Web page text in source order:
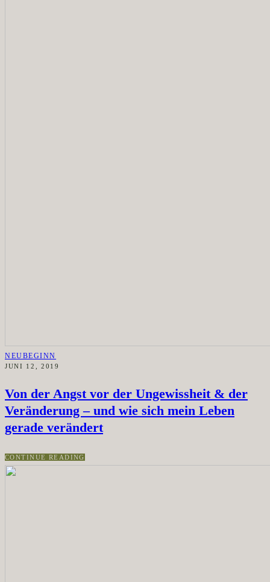
NEUBEGINN
JUNI 12, 2019
Von der Angst vor der Ungewissheit & der
Veränderung – und wie sich mein Leben
gerade verändert
CONTINUE READING